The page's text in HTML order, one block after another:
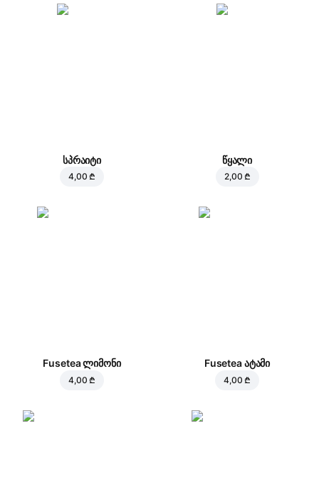
სპრაიტი
4,00 ₾
წყალი
2,00 ₾
Fusetea ლიმონი
4,00 ₾
Fusetea ატამი
4,00 ₾